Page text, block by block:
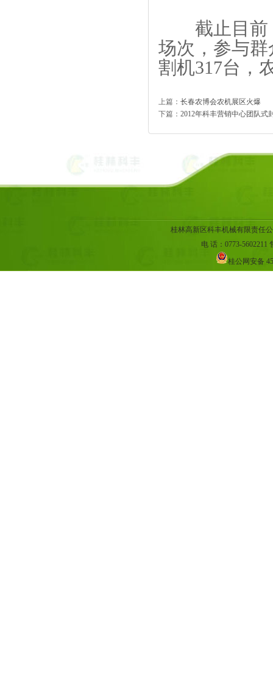
截止目前，
场次，参与
割机317台，
上篇： 长春农博会农机展区火爆
下篇： 2012年科丰营销中心团队式
桂林高新区科丰机械有限责任
电 话：0773-5602211
桂公网安备